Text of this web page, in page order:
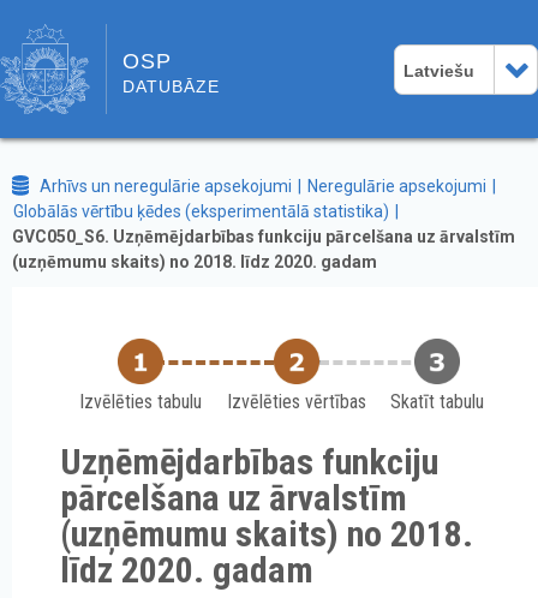
OSP
DATUBĀZE
Latviešu
Arhīvs un neregulārie apsekojumi
Neregulārie apsekojumi
Globālās vērtību ķēdes (eksperimentālā statistika)
GVC050_S6. Uzņēmējdarbības funkciju pārcelšana uz ārvalstīm
(uzņēmumu skaits) no 2018. līdz 2020. gadam
Izvēlēties tabulu Izvēlēties vērtības Skatīt tabulu
Uzņēmējdarbības funkciju
pārcelšana uz ārvalstīm
(uzņēmumu skaits) no 2018.
līdz 2020. gadam